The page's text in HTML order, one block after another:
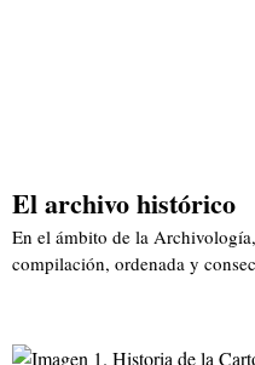
El archivo histórico
En el ámbito de la
compilación, ordenada y